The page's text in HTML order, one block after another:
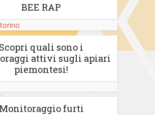
BEE RAP
Scopri quali sono i
attivi sugli apiari
piemontesi!
Monitoraggio furti